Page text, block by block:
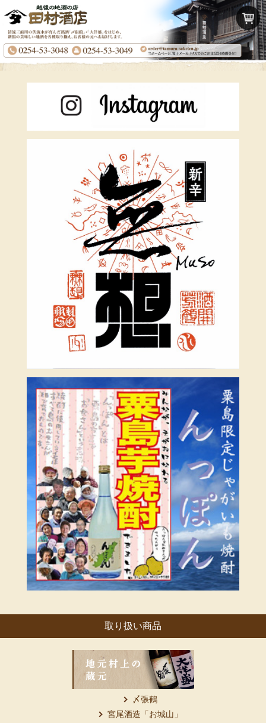
取り扱い商品
〆張鶴
宮尾酒造「お城山」